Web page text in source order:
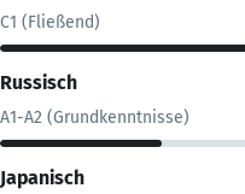
C1 (Fließend)
Russisch
A1-A2 (Grundkenntnisse)
Japanisch